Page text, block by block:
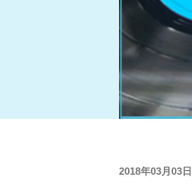
2018年03月03日